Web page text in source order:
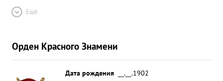
Ещё
Орден Красного Знамени
Дата рождения
__.__.1902